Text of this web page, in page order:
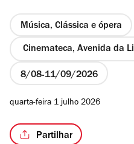
Música, Clássica e ópera
Cinemateca, Avenida da
8/08 11/09/2026
quarta-feira 1 julho 2026
Partilhar